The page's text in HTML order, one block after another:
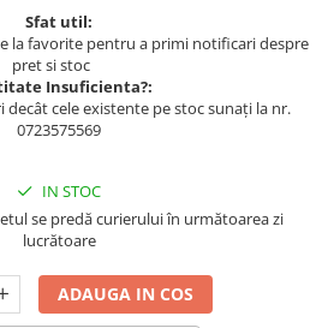
Sfat util:
la favorite pentru a primi notificari despre
pret si stoc
Insuficienta?:
cele existente pe stoc sunați la nr.
0723575569
IN STOC
se predă curierului în următoarea zi
lucrătoare
ADAUGA IN COS